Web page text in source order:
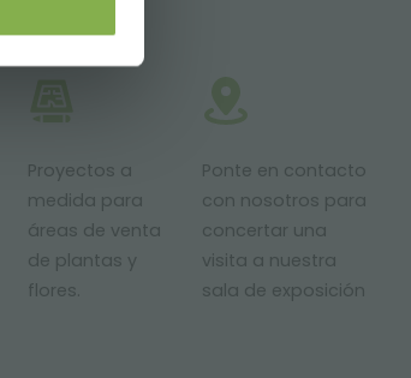
Proyectos a
medida para
áreas de venta
de plantas y
flores.
Ponte en contacto
con nosotros para
concertar una
visita a nuestra
sala de exposición